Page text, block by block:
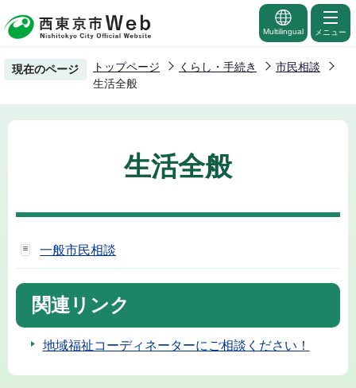
の
ー
Multilingual メニュー
現在のページ トップページ くらし・手続き
市民相談
生活全般
生活全般
一般市民相談
関連リンク
地域福祉コーディネーターにご相談ください！